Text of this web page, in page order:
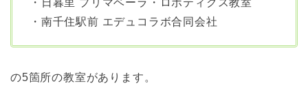
・日暮里 プリマベーラ・ロボティクス教室
・南千住駅前 エデュコラボ合同会社
の5箇所の教室があります。